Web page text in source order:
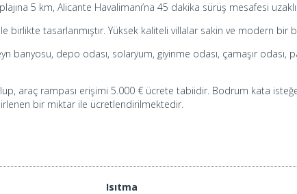
5 km, Alicante Havalimanı’na 45 dakika sürüş mesafesi
birlikte tasarlanmıştır. Yüksek kaliteli villalar sakin ve modern bir
banyosu, depo odası, solaryum, giyinme odası, çamaşır odası,
araç rampası erişimi 5.000 € ücrete tabiidir. Bodrum kata
bir miktar ile ücretlendirilmektedir.
Isıtma